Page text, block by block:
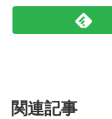
関連記事